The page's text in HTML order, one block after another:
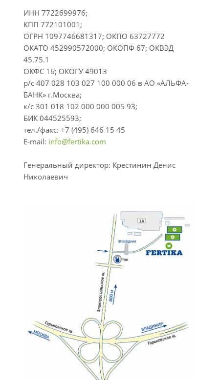
ИНН 7722699976;
КПП 772101001;
ОГРН 1097746681317; ОКПО 63727772
ОКАТО 452990572000; ОКОПФ 67; ОКВЭД
45.75.1
ОКФС 16; ОКОГУ 49013
р/с 407 028 103 027 100 000 06 в АО «АЛЬФА-
БАНК» г.Москва;
к/с 301 018 102 000 000 005 93;
БИК 044525593;
тел./факс: +7 (495) 646 15 45
E-mail: info@fertika.com
Генеральный директор: Крестинин Денис
Николаевич